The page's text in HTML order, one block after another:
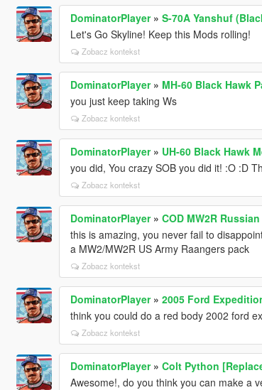
DominatorPlayer» S-70A Yanshuf
Let's Go Skyline! Keep this Mods rolling!
Zobacz kontekst
DominatorPlayer» MH-60 Black Hawk
you just keep taking Ws
Zobacz kontekst
DominatorPlayer» UH-60 Black Hawk
you did, You crazy SOB you did it! :O :D
Zobacz kontekst
DominatorPlayer» COD MW2R
this is amazing, you never fail to
a MW2/MW2R US Army Raangers pack
Zobacz kontekst
DominatorPlayer» 2005 Ford
think you could do a red body 2002 ford
Zobacz kontekst
DominatorPlayer» Colt Python
Awesome!, do you think you can make a